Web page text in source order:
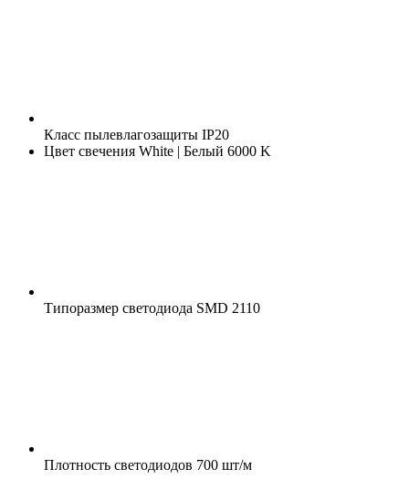
Класс пылевлагозащиты IP20
Цвет свечения White | Белый 6000 K
Типоразмер светодиода SMD 2110
Плотность светодиодов 700 шт/м